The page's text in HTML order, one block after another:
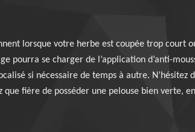
lorsque votre herbe est coupée trop court
pourra se charger de l’application d’anti-
si nécessaire de temps à autre. N’hésitez
que fière de posséder une pelouse bien verte,